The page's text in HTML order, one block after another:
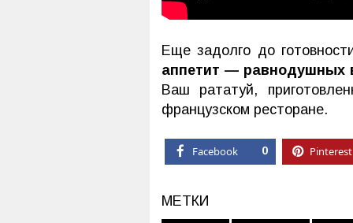
Еще задолго до
аппетит — равнодушных
Ваш рататуй,
французском ресторане.
Facebook 0 Pinterest
МЕТКИ